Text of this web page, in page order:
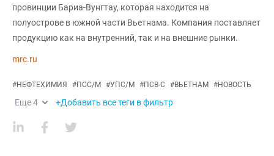
провинции Бариа-Вунгтау, которая находится на
полуострове в южной части Вьетнама. Компания поставляет
продукцию как на внутренний, так и на внешние рынки.
mrc.ru
#НЕФТЕХИМИЯ #ПСС/М #УПС/М #ПСВ-С #ВЬЕТНАМ #НОВОСТЬ
Еще4 +Добавить все теги в фильтр